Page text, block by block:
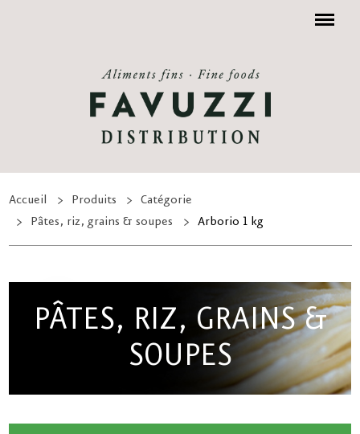
Menu
Accueil Produits
Catégorie
Pâtes, riz, grains & soupes
Arborio 1 kg
PÂTES, RIZ, GRAINS &
SOUPES